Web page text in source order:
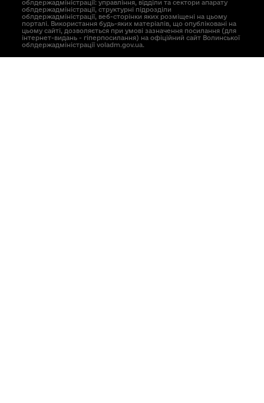
облдержадміністрації: управління, відділи та сектори апарату
облдержадміністрації, структурні підрозділи
облдержадміністрації, веб-сторінки яких розміщені на цьому
порталі. Використання будь-яких матеріалів, що опубліковані на
цьому сайті, дозволяється при умові зазначення посилання (для
інтернет-видань - гіперпосилання) на офіційний сайт Волинської
облдержадміністрації voladm.gov.ua.